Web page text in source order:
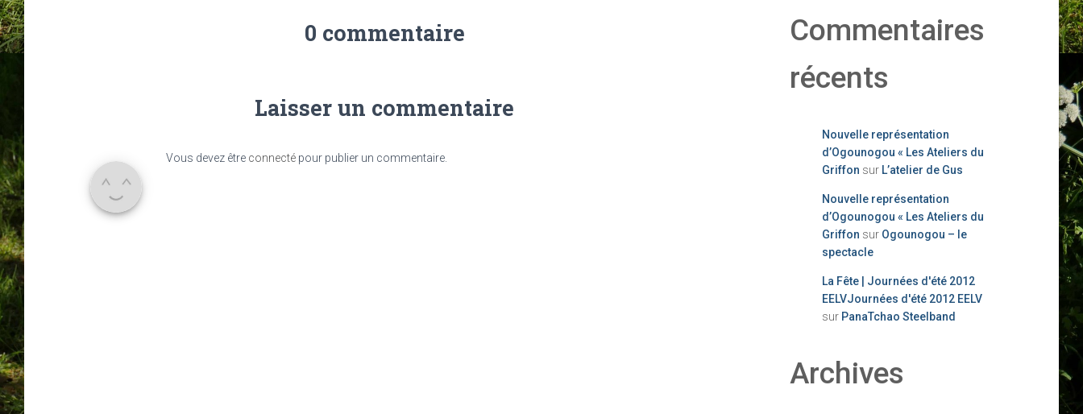
0 commentaire
Laisser un commentaire
Vous devez être connecté pour publier un commentaire.
Commentaires
récents
Nouvelle représentation
d’Ogounogou « Les Ateliers du
Griffon sur L’atelier de Gus
Nouvelle représentation
d’Ogounogou « Les Ateliers du
Griffon sur Ogounogou – le
spectacle
La Fête | Journées d'été 2012
EELVJournées d'été 2012 EELV
sur PanaTchao Steelband
Archives